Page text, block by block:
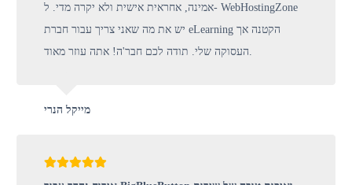
אמינה, אחראית אישית ולא יקרה מדי. ל- WebHostingZone
יש את מה שאני צריך עבור חברת eLearning הקטנה אך
העסוקה שלי. תודה לכם חבר'ה! אתה עוזר מאוד.
מייקל הנרי